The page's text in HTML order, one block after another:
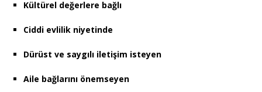
Kültürel değerlere bağlı
Ciddi evlilik niyetinde
Dürüst ve saygılı iletişim isteyen
Aile bağlarını önemseyen